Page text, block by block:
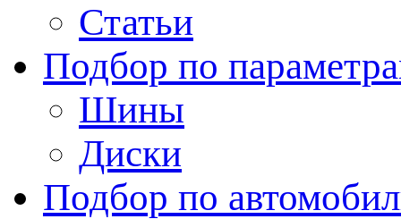
Статьи
Подбор по
Шины
Диски
Подбор по